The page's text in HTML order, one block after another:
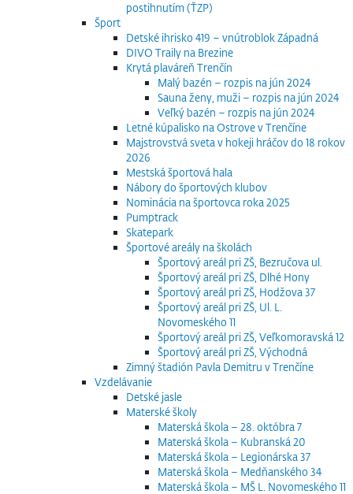
postihnutím (ŤZP)
Šport
Detské ihrisko 419 – vnútroblok Západná
DIVO Traily na Brezine
Krytá plaváreň Trenčín
Malý bazén – rozpis na jún 2024
Sauna ženy, muži – rozpis na jún 2024
Veľký bazén – rozpis na jún 2024
Letné kúpalisko na Ostrove v Trenčíne
Majstrovstvá sveta v hokeji hráčov do 18 rokov
2026
Mestská športová hala
Nábory do športových klubov
Nominácia na športovca roka 2025
Pumptrack
Skatepark
Športové areály na školách
Športový areál pri ZŠ, Bezručova ul.
Športový areál pri ZŠ, Dlhé Hony
Športový areál pri ZŠ, Hodžova 37
Športový areál pri ZŠ, Ul. L.
Novomeského 11
Športový areál pri ZŠ, Veľkomoravská 12
Športový areál pri ZŠ, Východná
Zimný štadión Pavla Demitru v Trenčíne
Vzdelávanie
Detské jasle
Materské školy
Materská škola – 28. októbra 7
Materská škola – Kubranská 20
Materská škola – Legionárska 37
Materská škola – Medňanského 34
Materská škola – MŠ L. Novomeského 11